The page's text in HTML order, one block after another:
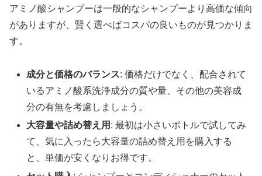
アミノ酸シャンプーは一般的なシャンプーより高価な傾向
がありますが、賢く選べばコスパの良いものが見つかりま
す。
成分と価格のバランス: 価格だけでなく、配合されて
いるアミノ酸系洗浄成分の質や量、その他の美容成
分の有無を考慮しましょう。
大容量や詰め替え用 : 最初は小さいボトルで試してみ
て、気に入ったら大容量の詰め替え用を購入する
と、単価が安くなりお得です。